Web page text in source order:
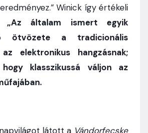
Winick így értékeli
„Az általam ismert egyik
ötvözete a tradicionális
elektronikus hangzásnak;
hogy klasszikussá váljon az
látott a Vándorfecske